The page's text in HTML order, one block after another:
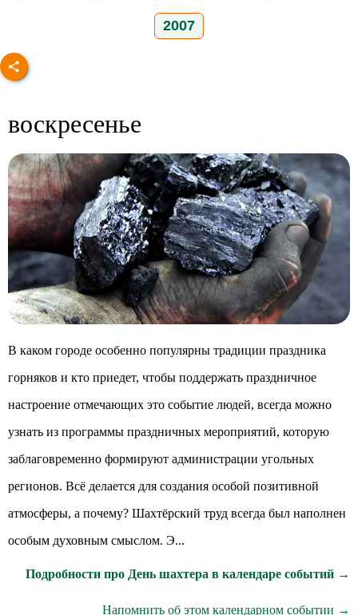
2007
воскресенье
В каком городе особенно популярны традиции праздника
горняков и кто приедет, чтобы поддержать праздничное
настроение отмечающих это событие людей, всегда можно
узнать из программы праздничных мероприятий, которую
заблаговременно формируют администрации угольных
регионов. Всё делается для создания особой позитивной
атмосферы, а почему? Шахтёрский труд всегда был наполнен
особым духовным смыслом. Э...
Подробности про День шахтера в календаре событий →
Напомнить об этом календарном событии →